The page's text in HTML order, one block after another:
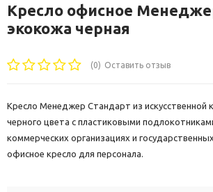
Кресло офисное
экокожа черная
(0) Оставить отзыв
Кресло Менеджер Стандарт из искусственной
черного цвета с пластиковыми
коммерческих организациях и
офисное кресло для персонала.